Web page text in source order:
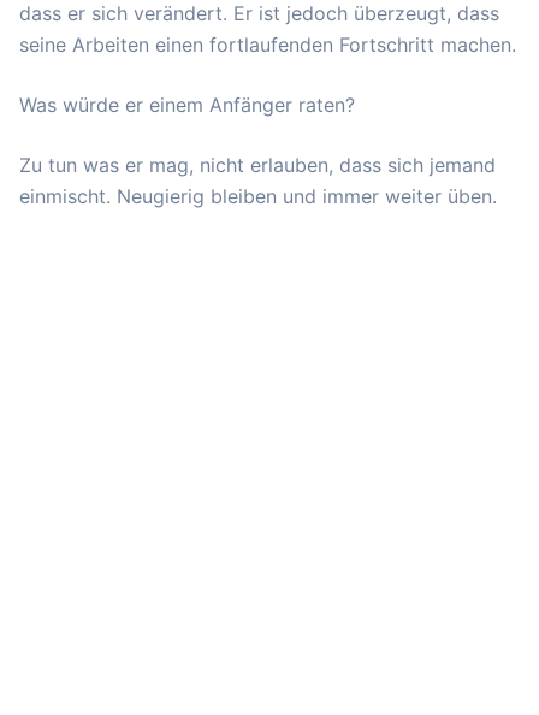
dass er sich verändert. Er ist jedoch überzeugt, dass
seine Arbeiten einen fortlaufenden Fortschritt machen.
Was würde er einem Anfänger raten?
Zu tun was er mag, nicht erlauben, dass sich jemand
einmischt. Neugierig bleiben und immer weiter üben.